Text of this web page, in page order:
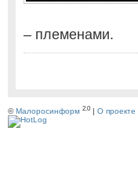
– племенами.
©Малоросинформ 2.0 | О проекте